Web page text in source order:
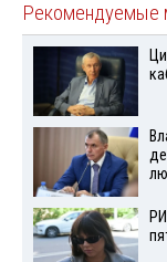
Рекомендуемые